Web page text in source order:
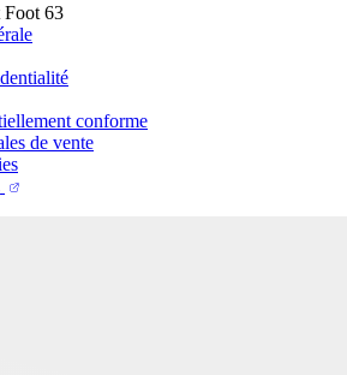
63
conforme
de vente